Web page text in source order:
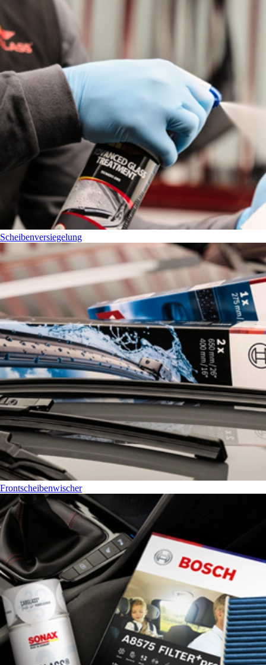
Scheibenversiegelung
Frontscheibenwischer